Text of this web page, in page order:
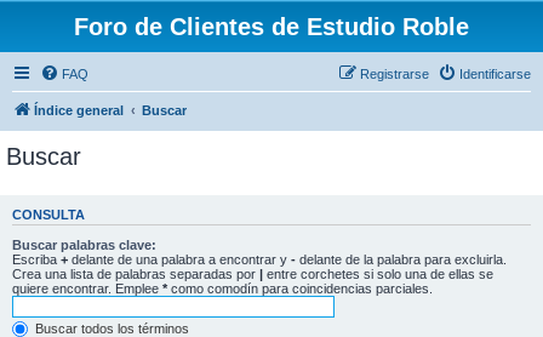
Foro de Clientes de Estudio Roble
FAQ Identificarse
Registrarse
Índice general Buscar
Buscar
CONSULTA
Buscar palabras clave:
Escriba + delante de una palabra a encontrar y - delante de la palabra para excluirla.
Crea una lista de palabras separadas por | entre corchetes si solo una de ellas se
quiere encontrar. Emplee * como comodín para coincidencias parciales.
Buscar todos los términos